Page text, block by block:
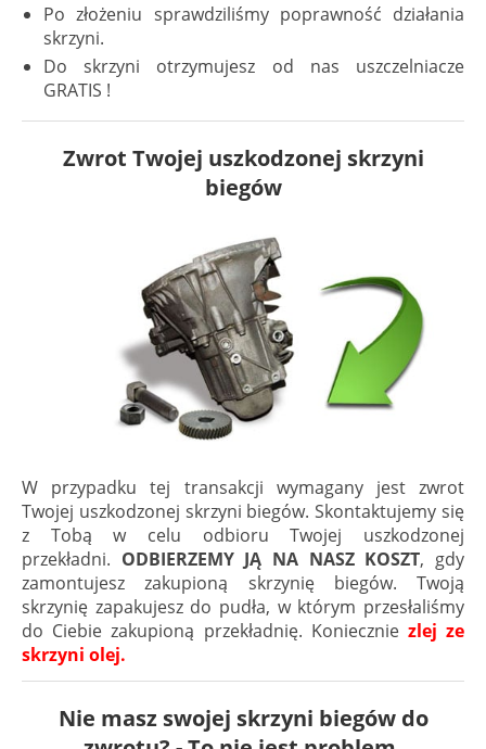
Po złożeniu sprawdziliśmy poprawność działania
skrzyni.
Do skrzyni otrzymujesz od nas uszczelniacze
GRATIS !
Zwrot Twojej uszkodzonej skrzyni
biegów
W przypadku tej transakcji wymagany jest zwrot
Twojej uszkodzonej skrzyni biegów. Skontaktujemy się
z Tobą w celu odbioru Twojej uszkodzonej
przekładni. ODBIERZEMY JĄ NA NASZ KOSZT, gdy
zamontujesz zakupioną skrzynię biegów. Twoją
skrzynię zapakujesz do pudła, w którym przesłaliśmy
do Ciebie zakupioną przekładnię. Koniecznie zlej ze
skrzyni olej.
Nie masz swojej skrzyni biegów do